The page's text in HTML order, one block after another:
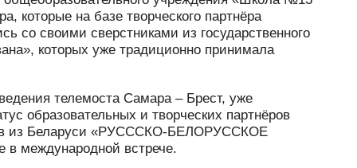
которые на базе творческого партнёра
со своими сверстниками из государственного
которых уже традиционно принимала
телемоста Самара – Брест, уже
образовательных и творческих партнёров
из Беларуси «РУСССКО-БЕЛОРУССКОЕ
международной встрече.